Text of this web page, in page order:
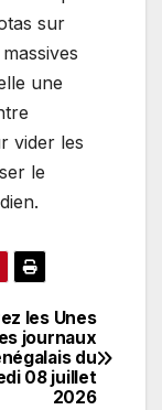
sur
une
vider les
le
les Unes
journaux
du
08 juillet
2026